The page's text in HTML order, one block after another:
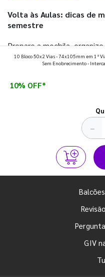
Volta às Aulas: dicas de
semestre
Prepare a mochila,
que fazem toda diferença
10 Bloco 50x2 Vias - 74x105mm em 1ª
Sem Enobrecimento -
10% OFF*
−
GIV